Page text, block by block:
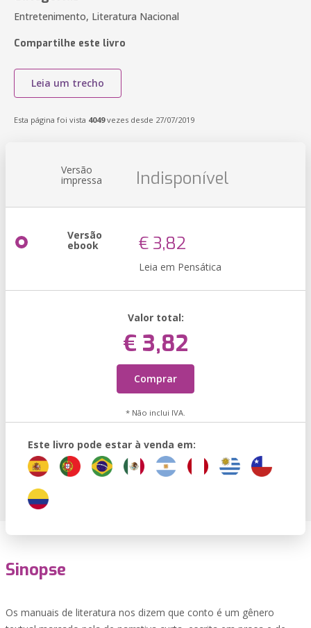
Entretenimento, Literatura Nacional
Compartilhe este livro
Leia um trecho
Esta página foi vista 4049vezes desde 27/07/2019
Versão
impressa Indisponível
Versão
ebook € 3,82
Leia em Pensática
Valor total:
€ 3,82
Comprar
* Não inclui IVA.
Este livro pode estar à venda em:
Sinopse
Os manuais de literatura nos dizem que conto é um gênero